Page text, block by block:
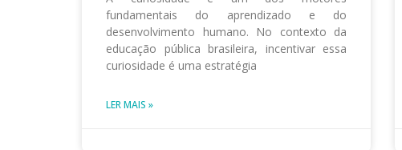
fundamentais do aprendizado e do
desenvolvimento humano. No contexto da
educação pública brasileira, incentivar essa
curiosidade é uma estratégia
LER MAIS »